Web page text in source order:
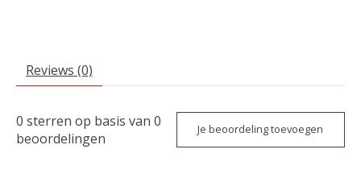
Reviews (0)
0 sterren op basis van 0
beoordelingen
Je beoordeling toevoegen